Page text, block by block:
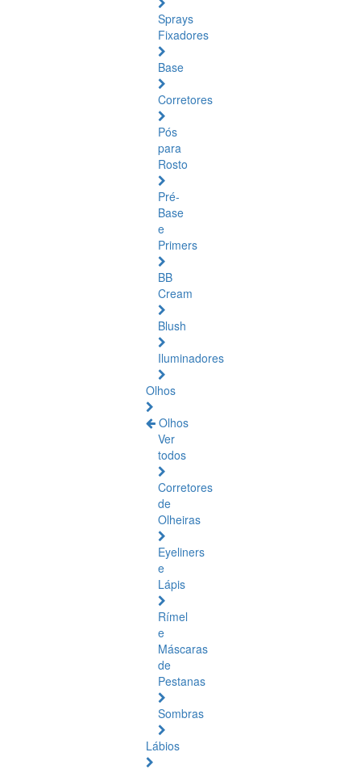
Sprays
Fixadores
Base
Corretores
Pós
para
Rosto
Pré-
Base
e
Primers
BB
Cream
Blush
Iluminadores
Olhos
Olhos
Ver
todos
Corretores
de
Olheiras
Eyeliners
e
Lápis
Rímel
e
Máscaras
de
Pestanas
Sombras
Lábios